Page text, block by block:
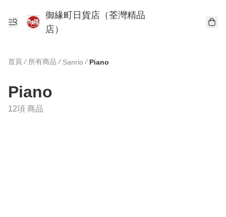
御緣町日貨店（荃灣精品
店）
首頁 / 所有商品 / Sanrio / Piano
Piano
12項 商品